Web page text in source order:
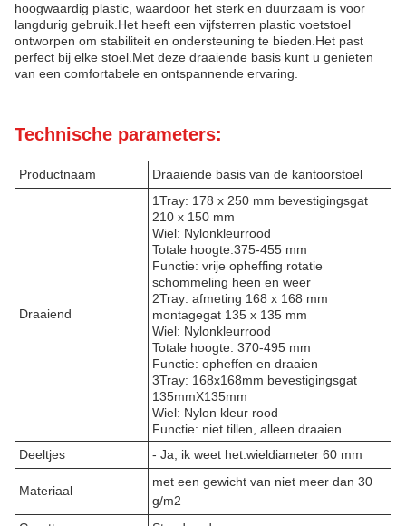
hoogwaardig plastic, waardoor het sterk en duurzaam is voor
langdurig gebruik.Het heeft een vijfsterren plastic voetstoel
ontworpen om stabiliteit en ondersteuning te bieden.Het past
perfect bij elke stoel.Met deze draaiende basis kunt u genieten
van een comfortabele en ontspannende ervaring.
Technische parameters:
Productnaam Draaiende basis van de kantoorstoel
Draaiend
1Tray: 178 x 250 mm bevestigingsgat
210 x 150 mm
Wiel: Nylonkleurrood
Totale hoogte:375-455 mm
Functie: vrije opheffing rotatie
schommeling heen en weer
2Tray: afmeting 168 x 168 mm
montagegat 135 x 135 mm
Wiel: Nylonkleurrood
Totale hoogte: 370-495 mm
Functie: opheffen en draaien
3Tray: 168x168mm bevestigingsgat
135mmX135mm
Wiel: Nylon kleur rood
Functie: niet tillen, alleen draaien
Deeltjes
- Ja, ik weet het. wieldiameter 60 mm
Materiaal
met een gewicht van niet meer dan 30
g/m2